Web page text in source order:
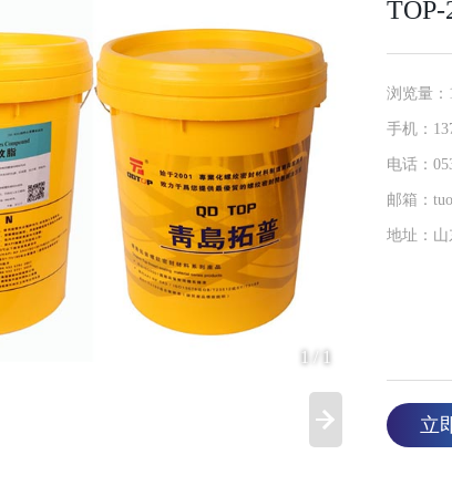
1 1
浏览量：
手机：
电话：
邮箱：
地址：
立